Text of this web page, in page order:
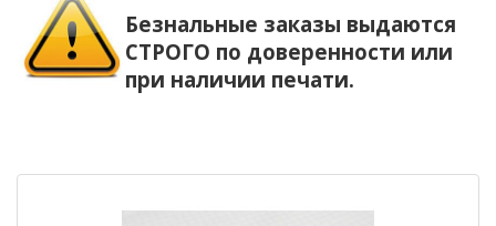
Безнальные заказы выдаются
СТРОГО по доверенности или
при наличии печати.